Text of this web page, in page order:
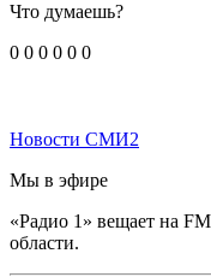
Что думаешь?
0 0 0 0 0 0
Новости СМИ2
Мы в эфире
«Радио 1» вещает на
области.